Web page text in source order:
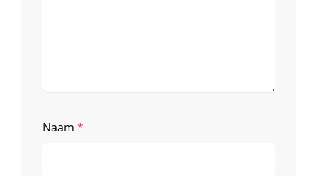
Naam *